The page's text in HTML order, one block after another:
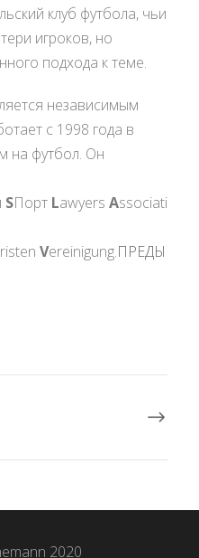
клуб футбола, чьи
игроков, но
подхода к теме.
независимым
с 1998 года в
на футбол. Он
SПорт Lawyers Associati
Vereinigung.ПРЕДЫ
2020